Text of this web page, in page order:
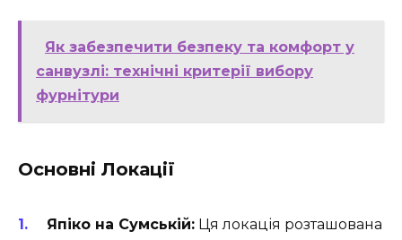
Як забезпечити безпеку та комфорт у
санвузлі: технічні критерії вибору
фурнітури
Основні Локації
Япіко на Сумській: Ця локація розташована